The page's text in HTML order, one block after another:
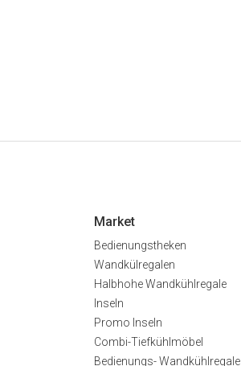
Market
Bedienungstheken
Wandkülregalen
Halbhohe Wandkühlregale
Inseln
Promo Inseln
Combi-Tiefkühlmöbel
Bedienungs- Wandkühlregale